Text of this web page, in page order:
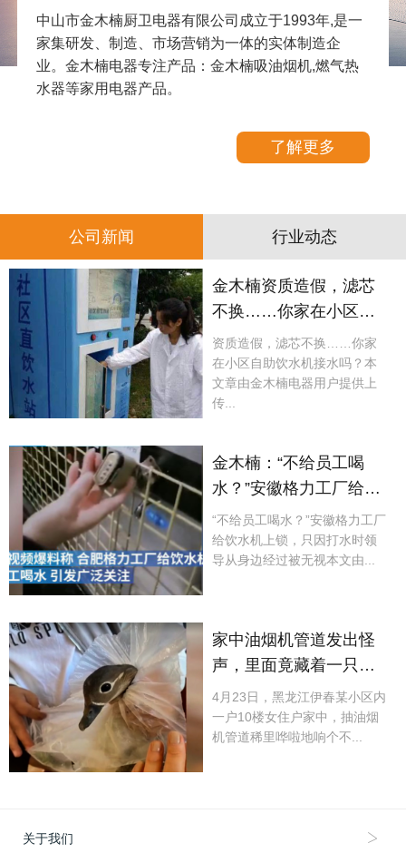
中山市金木楠厨卫电器有限公司成立于1993年,是一
家集研发、制造、市场营销为一体的实体制造企
业。金木楠电器专注产品：金木楠吸油烟机,燃气热
水器等家用电器产品。
了解更多
公司新闻 行业动态
金木楠资质造假，滤芯
不换……你家在小区自
助饮水机接水吗？
资质造假，滤芯不换……你家
在小区自助饮水机接水吗？本
文章由金木楠电器用户提供上
传...
金木楠：“不给员工喝
水？”安徽格力工厂给饮
水机上锁，只因打水时
领导从身边经过被无视
“不给员工喝水？”安徽格力工厂
给饮水机上锁，只因打水时领
导从身边经过被无视本文由...
家中油烟机管道发出怪
声，里面竟藏着一只鸳
鸯，多名网友表示：我
家好像也有....
4月23日，黑龙江伊春某小区内
一户10楼女住户家中，抽油烟
机管道稀里哗啦地响个不...
关于我们